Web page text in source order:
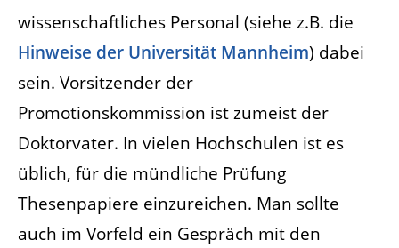
wissenschaftliches Personal (siehe z.B. die
Hinweise der Universität Mannheim) dabei
sein. Vorsitzender der
Promotionskommission ist zumeist der
Doktorvater. In vielen Hochschulen ist es
üblich, für die mündliche Prüfung
Thesenpapiere einzureichen. Man sollte
auch im Vorfeld ein Gespräch mit den